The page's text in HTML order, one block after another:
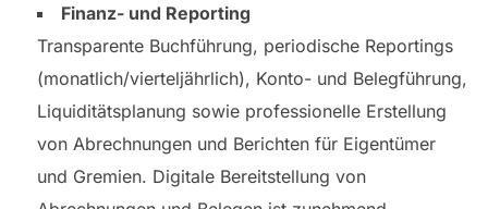
Finanz- und Reporting
Transparente Buchführung, periodische Reportings
(monatlich/vierteljährlich), Konto- und Belegführung,
Liquiditätsplanung sowie professionelle Erstellung
von Abrechnungen und Berichten für Eigentümer
und Gremien. Digitale Bereitstellung von